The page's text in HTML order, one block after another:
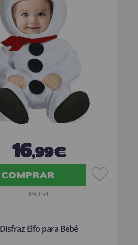
16,99€
COMPRAR
IVA Incl.
Disfraz Elfo para Bebé